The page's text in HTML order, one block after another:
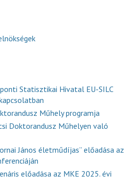
Statisztikai Hivatal EU-SILC
Műhely programja
Doktorandusz Műhelyen való
János életműdíjas” előadása az
előadása az MKE 2025. évi